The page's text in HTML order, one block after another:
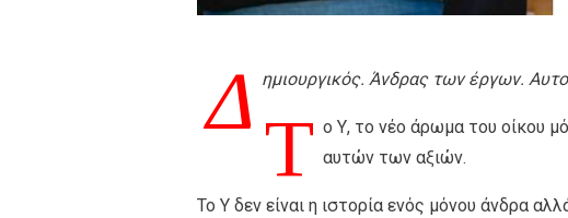
Δ ημιουργικός. Άνδρας των έργων.
Τ ο Υ, το νέο άρωμα του οίκου
αυτών των αξιών.
Το Y δεν είναι η ιστορία ενός μόνου άνδρα